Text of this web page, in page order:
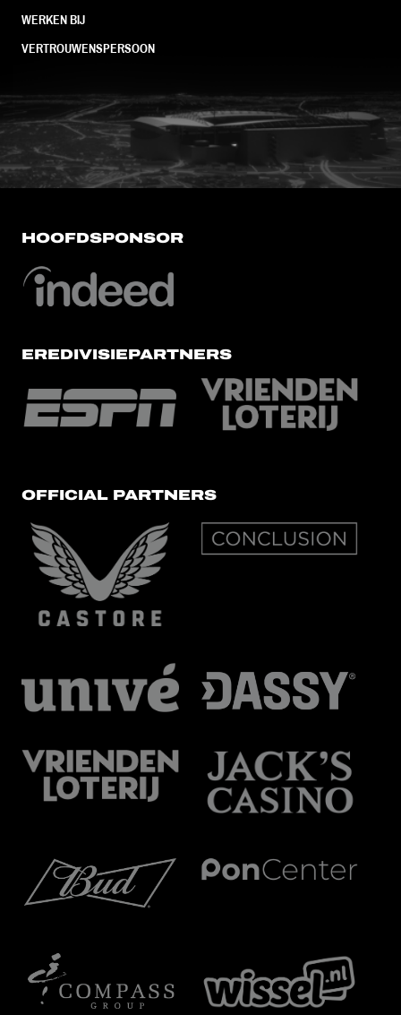
WERKEN BIJ
VERTROUWENSPERSOON
FC Utrecht<br>vanuit<br>het
HOOFDSPONSOR
EREDIVISIEPARTNERS
OFFICIAL PARTNERS